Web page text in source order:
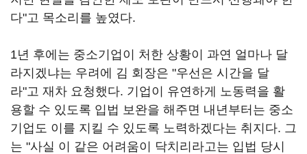
다"고 목소리를 높였다.
1년 후에는 중소기업이 처한 상황이 과연 얼마나 달
라지겠냐는 우려에 김 회장은 "우선은 시간을 달
라"고 재차 요청했다. 기업이 유연하게 노동력을 활
용할 수 있도록 입법 보완을 해주면 내년부터는 중소
기업도 이를 지킬 수 있도록 노력하겠다는 취지다. 그
는 "사실 이 같은 어려움이 닥치리라고는 입법 당시